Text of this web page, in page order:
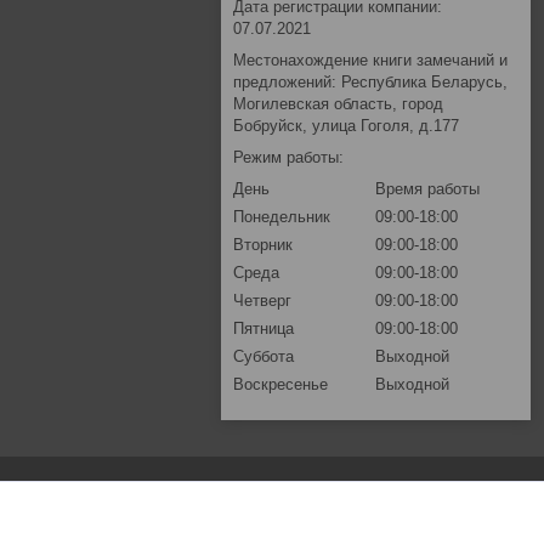
Дата регистрации компании:
07.07.2021
Местонахождение книги замечаний и
предложений: Республика Беларусь,
Могилевская область, город
Бобруйск, улица Гоголя, д.177
Режим работы:
День
Время работы
Понедельник
09:00-18:00
Вторник
09:00-18:00
Среда
09:00-18:00
Четверг
09:00-18:00
Пятница
09:00-18:00
Суббота
Выходной
Воскресенье
Выходной